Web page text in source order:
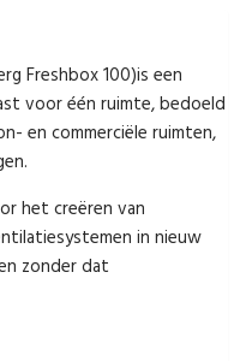
Freshbox 100)is een
voor één ruimte, bedoeld
en commerciële ruimten,
het creëren van
in nieuw
zonder dat